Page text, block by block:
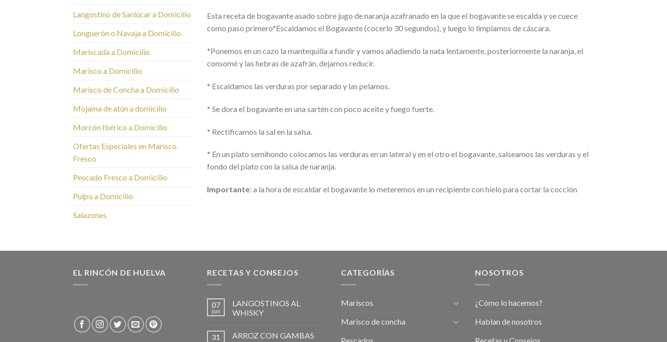
Langostino de Sanlúcar a Domicilio
Longuerón o Navaja a Domicilio
Mariscada a Domicilio
Marisco a Domicilio
Marisco de Concha a Domicilio
Mojama de atún a domicilio
Morcón Ibérico a Domicilio
Ofertas Especiales en Marisco
Fresco
Pescado Fresco a Domicilio
Pulpo a Domicilio
Salazones
Esta receta de bogavante asado sobre jugo de naranja azafranado en la que el bogavante se escalda y se cuece
como paso primero*Escaldamos el Bogavante (cocerlo 30 segundos), y luego lo limpiamos de cáscara.
*Ponemos en un cazo la mantequilla a fundir y vamos añadiendo la nata lentamente, posteriormente la naranja, el
consomé y las hebras de azafrán, dejamos reducir.
* Escaldamos las verduras por separado y las pelamos.
* Se dora el bogavante en una sartén con poco aceite y fuego fuerte.
* Rectificamos la sal en la salsa.
* En un plato semihondo colocamos las verduras en un lateral y en el otro el bogavante, salseamos las verduras y el
fondo del plato con la salsa de naranja.
Importante: a la hora de escaldar el bogavante lo meteremos en un recipiente con hielo para cortar la cocción
EL RINCÓN DE HUELVA RECETAS Y CONSEJOS
07
jun
LANGOSTINOS AL
WHISKY
31
ARROZ CON GAMBAS
CATEGORÍAS
Mariscos
Marisco de concha
NOSOTROS
¿Cómo lo hacemos?
Hablan de nosotros